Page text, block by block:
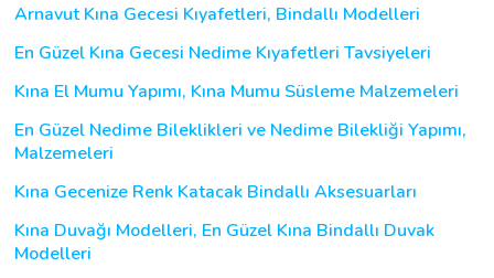
Arnavut Kına Gecesi Kıyafetleri, Bindallı Modelleri
En Güzel Kına Gecesi Nedime Kıyafetleri Tavsiyeleri
Kına El Mumu Yapımı, Kına Mumu Süsleme Malzemeleri
En Güzel Nedime Bileklikleri ve Nedime Bilekliği Yapımı,
Malzemeleri
Kına Gecenize Renk Katacak Bindallı Aksesuarları
Kına Duvağı Modelleri, En Güzel Kına Bindallı Duvak
Modelleri